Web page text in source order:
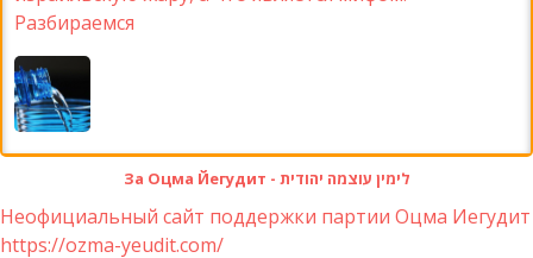
Разбираемся
За Оцма Йегудит - לימין עוצמה יהודית
Неофициальный сайт поддержки партии Оцма Иегудит
https://ozma-yeudit.com/